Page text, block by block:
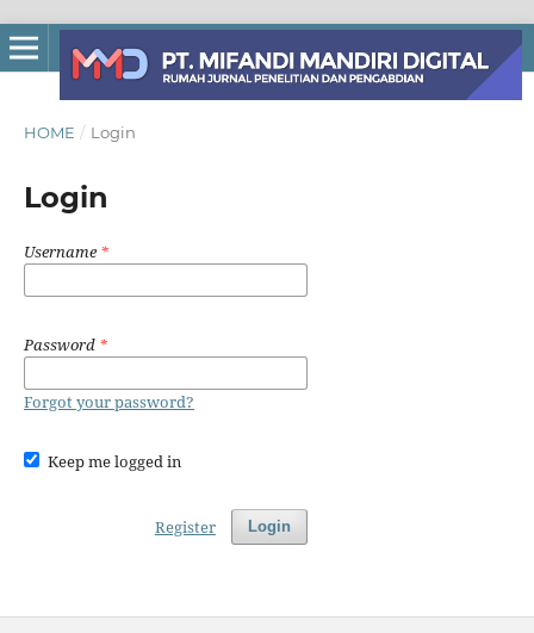
HOME / Login
Login
Username*
Password *
Forgot your password?
Keep me logged in
Login
Register